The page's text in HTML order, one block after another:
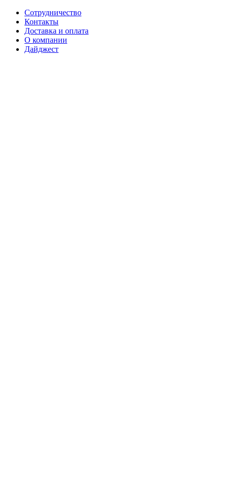
Сотрудничество
Контакты
Доставка и оплата
О компании
Дайджест